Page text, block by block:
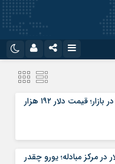
ایتا
جدیدترین نرخ ارزها در بازار؛ قیمت دلار ۱۹۲ هزار
مرکز مبادله؛ یورو چقدر